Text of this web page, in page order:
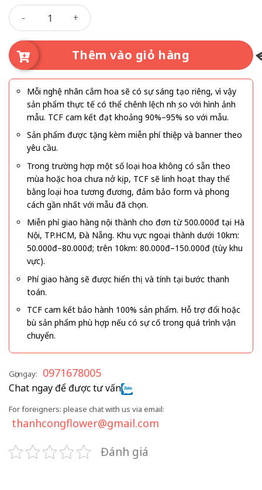
Hoa chúc mừng 26 số lượng
Thêm vào giỏ hàng
Mỗi nghệ nhân cắm hoa sẽ có sự sáng tạo riêng, vì vậy
sản phẩm thực tế có thể chênh lệch nhẹ so với hình ảnh
mẫu. TCF cam kết đạt khoảng 90%–95% so với mẫu.
Sản phẩm được tặng kèm miễn phí thiệp và banner theo
yêu cầu.
Trong trường hợp một số loại hoa không có sẵn theo
mùa hoặc hoa chưa nở kịp, TCF sẽ linh hoạt thay thế
bằng loại hoa tương đương, đảm bảo form và phong
cách gần nhất với mẫu đã chọn.
Miễn phí giao hàng nội thành cho đơn từ 500.000đ tại Hà
Nội, TP.HCM, Đà Nẵng. Khu vực ngoại thành dưới 10km:
50.000đ–80.000đ; trên 10km: 80.000đ–150.000đ (tùy khu
vực).
Phí giao hàng sẽ được hiển thị và tính tại bước thanh
toán.
TCF cam kết bảo hành 100% sản phẩm. Hỗ trợ đổi hoặc
bù sản phẩm phù hợp nếu có sự cố trong quá trình vận
chuyển.
Gọi ngay: 0971678005
Chat ngay để được tư vấn
For foreigners: please chat with us via email:
thanhcongflower@gmail.com
Đánh giá